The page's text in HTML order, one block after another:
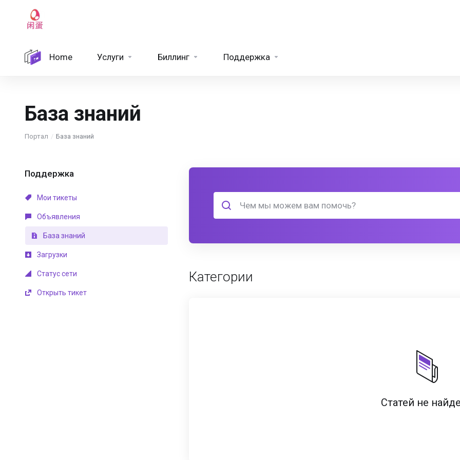
Home Услуги Биллинг Поддержка
База знаний
Портал База знаний
Поддержка
Мои тикеты
Объявления
База знаний
Загрузки
Статус сети
Открыть тикет
Категории
Статей не